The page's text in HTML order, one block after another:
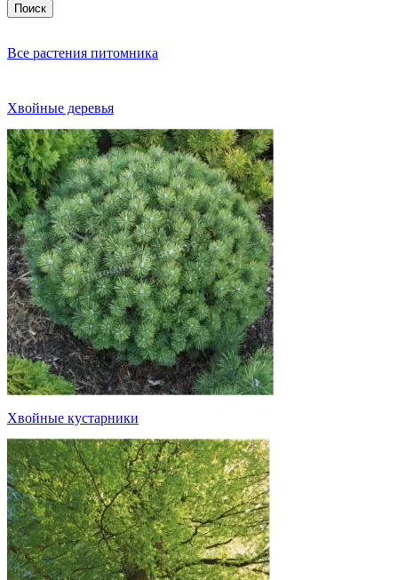
Поиск
Все растения питомника
Хвойные деревья
Хвойные кустарники